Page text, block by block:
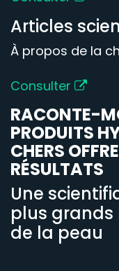
Articles
À propos de la
Consulter
RACONTE-
PRODUITS
CHERS
RÉSULTATS
Une
plus grands
de la peau